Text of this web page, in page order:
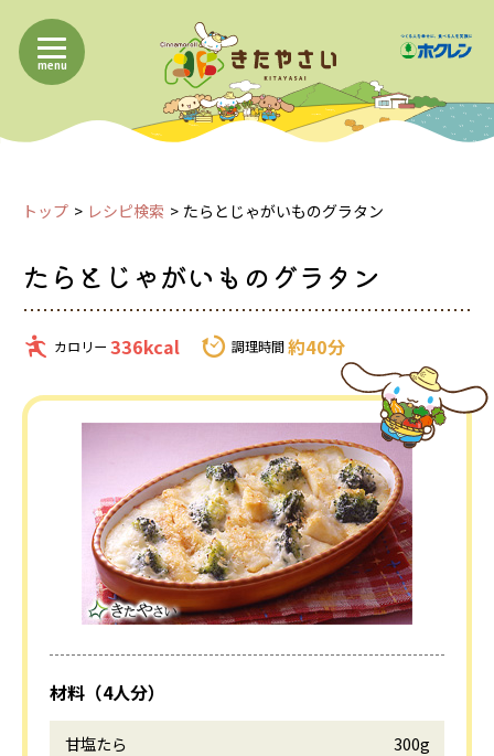
menu
トップ レシピ検索 たらとじゃがいものグラタン
たらとじゃがいものグラタン
カロリー 336kcal 調理時間 約40分
材料（4人分）
甘塩たら
300g